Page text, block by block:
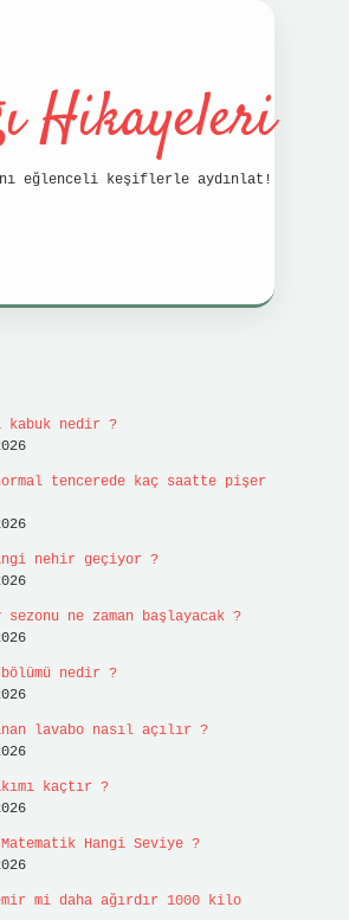
Hikayeleri
eğlenceli keşiflerle aydınlat!
kabuk nedir ?
tencerede kaç saatte pişer
nehir geçiyor ?
sezonu ne zaman başlayacak ?
nedir ?
lavabo nasıl açılır ?
kaçtır ?
Matematik Hangi Seviye ?
mi daha ağırdır 1000 kilo